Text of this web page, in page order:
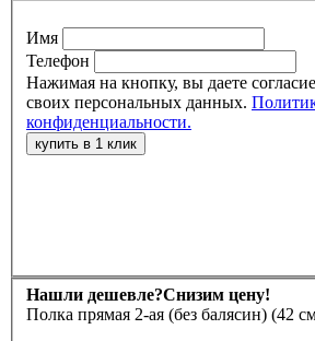
Имя
Телефон
Нажимая на кнопку, вы даете
своих персональных данных.
конфиденциальности.
Нашли дешевле?Снизим цену!
Полка прямая 2-ая (без балясин) (42